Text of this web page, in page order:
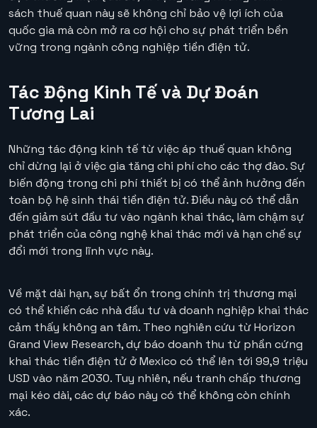
sách thuế quan này sẽ không chỉ bảo vệ lợi ích của
quốc gia mà còn mở ra cơ hội cho sự phát triển bền
vững trong ngành công nghiệp tiền điện tử.
Tác Động Kinh Tế và Dự Đoán
Tương Lai
Những tác động kinh tế từ việc áp thuế quan không
chỉ dừng lại ở việc gia tăng chi phí cho các thợ đào. Sự
biến động trong chi phí thiết bị có thể ảnh hưởng đến
toàn bộ hệ sinh thái tiền điện tử. Điều này có thể dẫn
đến giảm sút đầu tư vào ngành khai thác, làm chậm sự
phát triển của công nghệ khai thác mới và hạn chế sự
đổi mới trong lĩnh vực này.
Về mặt dài hạn, sự bất ổn trong chính trị thương mại
có thể khiến các nhà đầu tư và doanh nghiệp khai thác
cảm thấy không an tâm. Theo nghiên cứu từ Horizon
Grand View Research, dự báo doanh thu từ phần cứng
khai thác tiền điện tử ở Mexico có thể lên tới 99,9 triệu
USD vào năm 2030. Tuy nhiên, nếu tranh chấp thương
mại kéo dài, các dự báo này có thể không còn chính
xác.